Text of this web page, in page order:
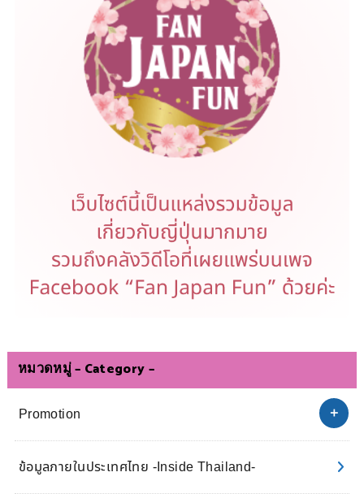
หมวดหมู่ – Category –
Promotion
ข้อมูลภายในประเทศไทย -Inside Thailand-